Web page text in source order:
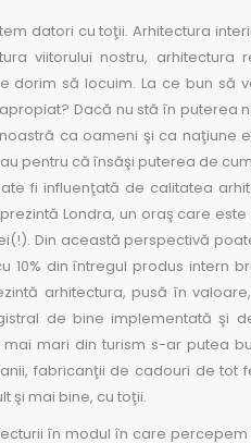
datori cu toţii. Arhitectura
viitorului nostru,
dorim să locuim. La ce bun să
Dacă nu stă în puterea
ca oameni şi ca naţiune
pentru că însăşi puterea de
fi influenţată de calitatea
Londra, un oraş care
Din această perspectivă
din întregul produs intern
arhitectura, pusă în
de bine implementată şi
mari din turism s-ar putea
fabricanţii de cadouri de tot
şi mai bine, cu toţii.
în modul în care